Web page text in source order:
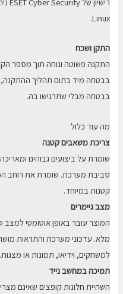
Linux.
התקן ושכח
התקנה פשוטה ונוחה תוך מספר
בבטחה מיד בתום תהליך
בבטחה מבלי שתרגישו בה.
מה עוד כלול
צריכת משאבים קטנה
שומרת על ביצועים גבוהים
סביבת מערכת. שומרת את רוחב
קטנות במיוחד.
מצב גיימרים
המוצר עובר באופן אוטומטי
מלא. עדכוני מערכת והתראות
למשחקים, וידיאו, תמונות או מצגות.
תמיכה במחשב נייד
השהיית חלונות קופצים שאינם